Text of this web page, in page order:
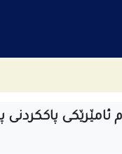
ئامێرێكى پاككردنى